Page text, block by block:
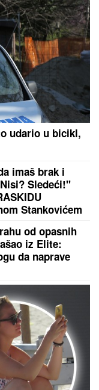
udario u bicikl,
imaš brak i
Sledeći!"
Stankovićem
od opasnih
iz Elite:
da naprave